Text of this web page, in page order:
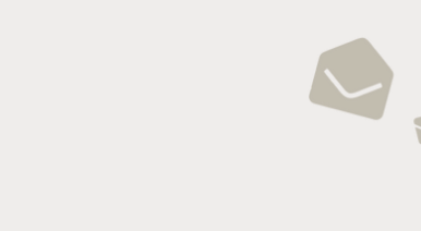
DEINE ZUKUNFT bei
Holzbau Schmäh als
Zimmerer- oder